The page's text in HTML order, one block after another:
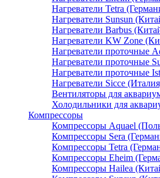
Нагреватели Tetra
Нагреватели Sunsun
Нагреватели Barbus
Нагреватели KW Zone
Нагреватели проточные
Нагреватели проточные
Нагреватели проточные
Нагреватели Sicce
Вентиляторы для
Холодильники для
Компрессоры
Компрессоры Aquael
Компрессоры Sera
Компрессоры Tetra
Компрессоры Eheim
Компрессоры Hailea